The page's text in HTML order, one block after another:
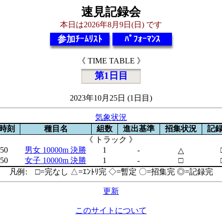
速見記録会
本日は2026年8月9日(日) です
参加ﾁｰﾑﾘｽﾄ ﾊﾟﾌｫｰﾏﾝｽ
《 TIME TABLE 》
第1日目
2023年10月25日 (1日目)
気象状況
刻
種目名 組数 進出基準 招集状況
記
《 トラック 》
男女 10000m 決勝 1 - △
女子 10000m 決勝 1 - □
凡例: □=完なし △=ｴﾝﾄﾘ完 ◇=暫定 〇=招集完 ◎=記録完
更新
このサイトについて